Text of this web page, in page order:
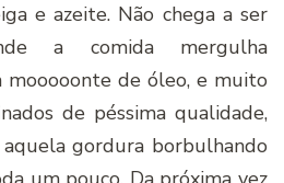
e azeite. Não chega a ser
a comida mergulha
de óleo, e muito
de péssima qualidade,
aquela gordura borbulhando